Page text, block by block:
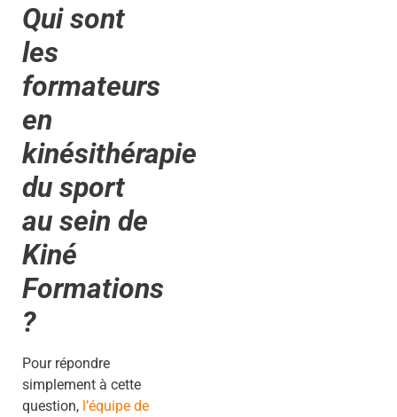
Qui sont
les
formateurs
en
kinésithérapie
du sport
au sein de
Kiné
Formations
?
Pour répondre
simplement à cette
question, l’équipe de